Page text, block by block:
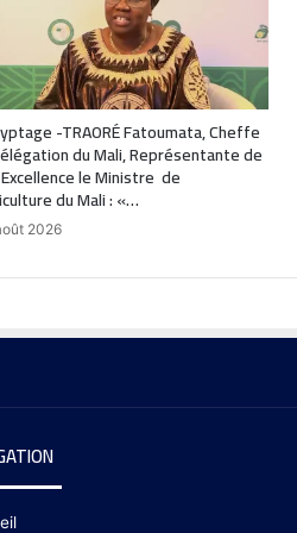
-TRAORÉ Fatoumata, Cheffe
du Mali, Représentante de
le Ministre de
du Mali : «…
2026